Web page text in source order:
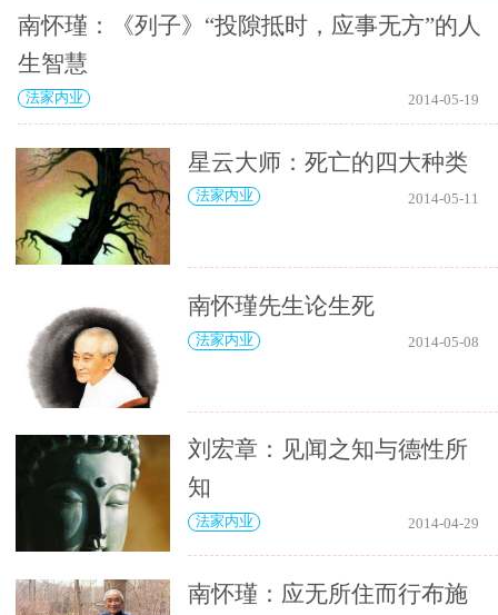
南怀瑾：《列子》“投隙抵时，应事无方”的人
生智慧
法家内业 2014-05-19
星云大师：死亡的四大种类
法家内业 2014-05-11
南怀瑾先生论生死
法家内业 2014-05-08
刘宏章：见闻之知与德性所
知
法家内业 2014-04-29
南怀瑾：应无所住而行布施